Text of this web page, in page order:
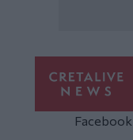
Facebook